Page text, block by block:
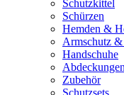
Schutzkittel
Schürzen
Hemden &
Armschutz
Handschuhe
Abdeckungen
Zubehör
Schutzsets